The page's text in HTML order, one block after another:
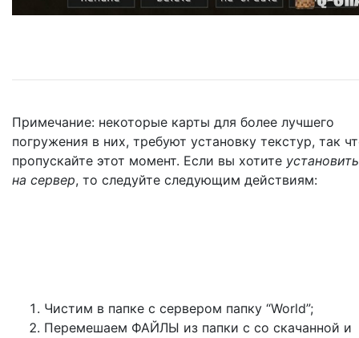
Примечание: некоторые карты для более лучшего
погружения в них, требуют установку текстур, так
пропускайте этот момент. Если вы хотите
на сервер, то следуйте следующим действиям:
Чистим в папке с сервером папку “World”;
Перемешаем ФАЙЛЫ из папки с со скачанной и